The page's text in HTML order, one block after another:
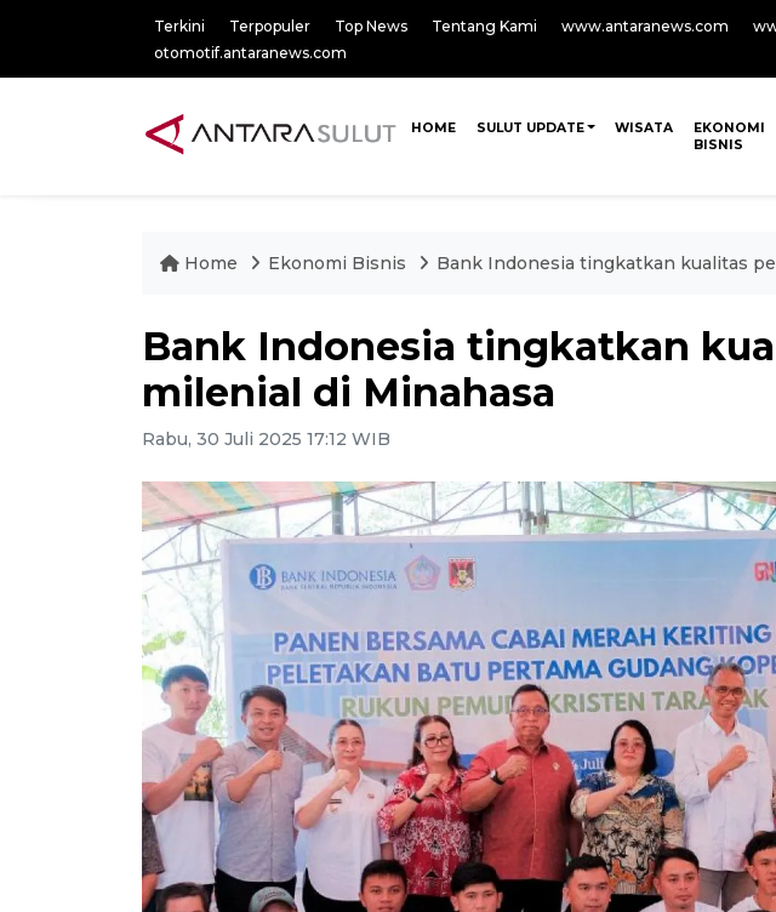
Terkini Terpopuler Top News Tentang Kami www.antaranews.com
otomotif.antaranews.com
HOME SULUT UPDATE WISATA
EKONOMI
BISNIS
Home Ekonomi Bisnis Bank Indonesia tingkatkan kualitas
Bank Indonesia tingkatkan
milenial di Minahasa
Rabu, 30 Juli 2025 17:12 WIB